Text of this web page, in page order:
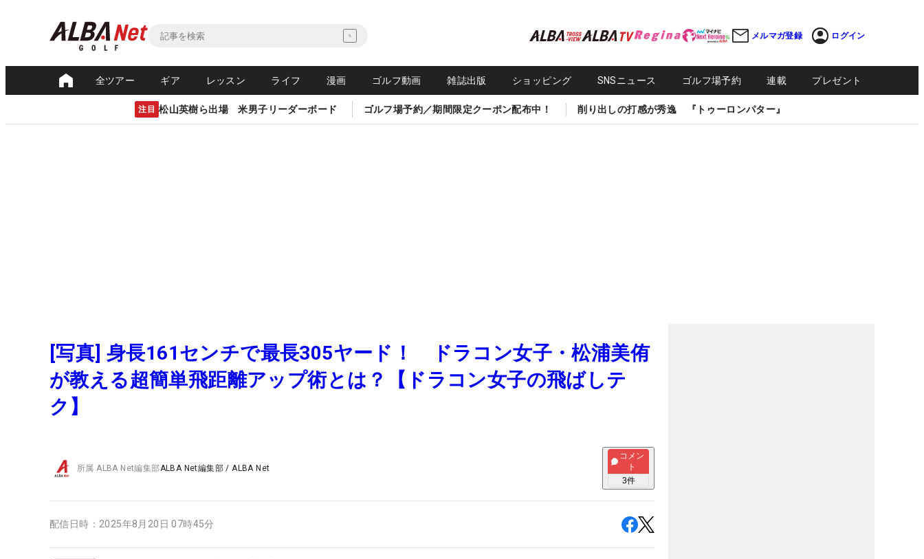
メルマガ登録 ログイン
全ツアー ギア レッスン ライフ 漫画 ゴルフ動画 雑誌出版 ショッピング SNSニュース ゴルフ場予約 連載 プレゼント
注目 松山英樹ら出場 米男子リーダーボード ゴルフ場予約／期間限定クーポン配布中！ 削り出しの打感が秀逸 『トゥーロンパター』
[写真] 身長161センチで最長305ヤード！ ドラコン女子・松浦美侑
が教える超簡単飛距離アップ術とは？【ドラコン女子の飛ばしテ
ク】
所属ALBA Net編集部ALBA Net編集部 /ALBA Net
コメン
ト
3件
配信日時： 2025年8月20日 07時45分